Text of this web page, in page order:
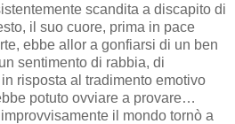
scandita a discapito di
il suo cuore, prima in pace
ebbe allor a gonfiarsi di un ben
sentimento di rabbia, di
risposta al tradimento emotivo
potuto ovviare a provare…
il mondo tornò a